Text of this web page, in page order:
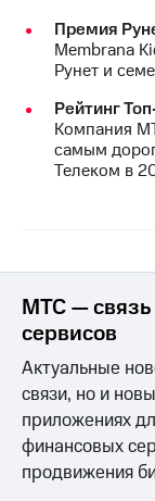
Премия
Membrana
Рунет и
Рейтинг
Компания
самым
Телеком в
МТС —
сервисов
Актуальные
связи, но и
приложениях
финансовых
продвижения